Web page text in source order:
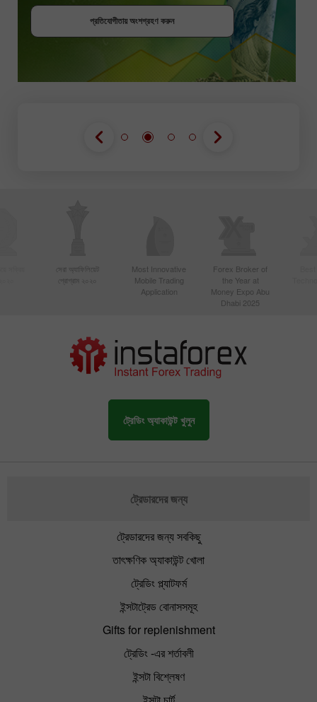
প্রতিযোগীতায় অংশগ্রহণ করুন
প্রতিযোগীতায় অংশগ্রহণ করুন
প্রতিযোগীতায় অংশগ্রহণ করুন
সেরা অ্যাফিলিয়েট
প্রোগ্রাম ২০২০
Most Innovative
Mobile Trading
Application
Forex Broker of
the Year at
Money Expo Abu
Dhabi 2025
ট্রেডিং অ্যাকাউন্ট খুলুন
ট্রেডারদের জন্য
ট্রেডারদের জন্য সবকিছু
তাৎক্ষণিক অ্যাকাউন্ট খোলা
ট্রেডিং প্ল্যাটফর্ম
ইন্সটাট্রেড বোনাসসমূহ
Gifts for replenishment
ট্রেডিং -এর শর্তাবলী
ইন্সটা বিশ্লেষণ